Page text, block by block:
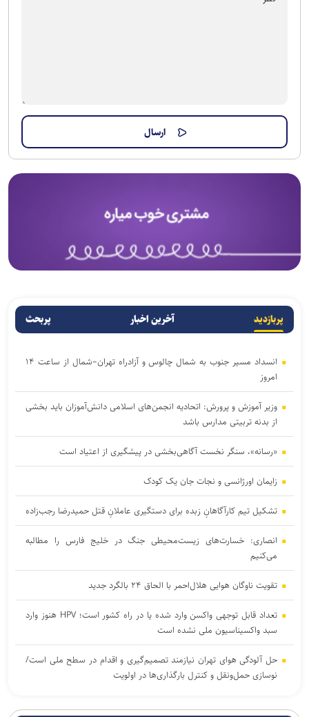
پربازدید آخرین اخبار پربحث
انسداد مسیر جنوب به شمال چالوس و آزادراه تهران–شمال از ساعت ۱۴
امروز
وزیر آموزش و پرورش: اتحادیه انجمن‌های اسلامی دانش‌آموزان باید بخشی
از بدنه تربیتی مدارس باشد
«رسانه»، سنگر نخست آگاهی‌بخشی در پیشگیری از اعتیاد است
زایمان اورژانسی و نجات جان یک کودک
تشکیل تیم کارآگاهانِ زبده برای دستگیری عاملانِ قتل حمیدرضا رجب‌زاده
انصاری: خسارت‌های زیست‌محیطی جنگ در خلیج فارس را مطالبه‌
می‌کنیم
تقویت ناوگان هوایی هلال‌احمر با الحاق ۲۴ بالگرد جدید
تعداد قابل توجهی واکسن وارد شده یا در راه کشور است؛ HPV هنوز وارد
سبد واکسیناسیون ملی نشده است
حل آلودگی هوای تهران نیازمند تصمیم‌گیری و اقدام در سطح ملی است/
نوسازی حمل‌ونقل و کنترل بارگذاری‌ها در اولویت